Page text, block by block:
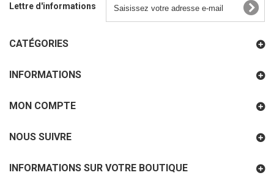
Lettre d'informations
CATÉGORIES
INFORMATIONS
MON COMPTE
NOUS SUIVRE
INFORMATIONS SUR VOTRE BOUTIQUE